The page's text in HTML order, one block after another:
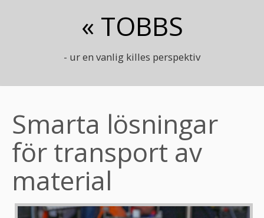
« TOBBS
- ur en vanlig killes perspektiv
Smarta lösningar
för transport av
material